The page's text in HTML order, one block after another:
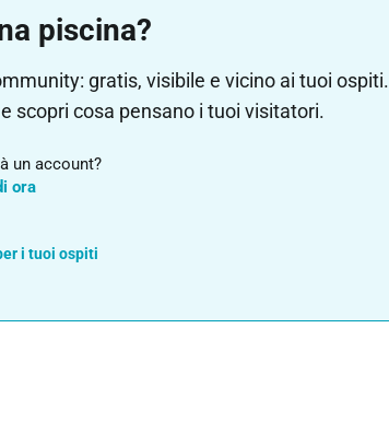
piscina?
gratis, visibile e vicino ai tuoi ospiti.
scopri cosa pensano i tuoi visitatori.
un account?
ora
i tuoi ospiti